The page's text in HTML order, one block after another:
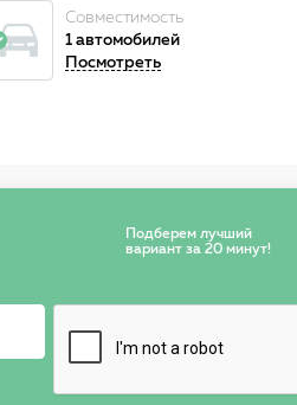
Совместимость
1 автомобилей
Посмотреть
Подберем лучший
вариант за 20 минут!